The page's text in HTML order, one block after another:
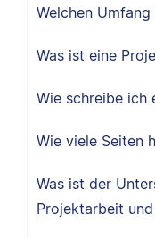
Welchen
Was ist eine
Wie schreibe ich
Wie viele Seiten
Was ist der
Projektarbeit